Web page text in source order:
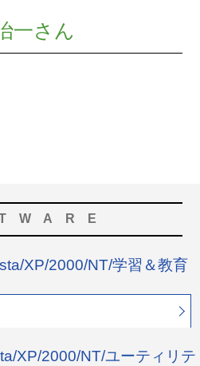
一さん
XP/2000/NT/学習＆教育
XP/2000/NT/ユーティリテ